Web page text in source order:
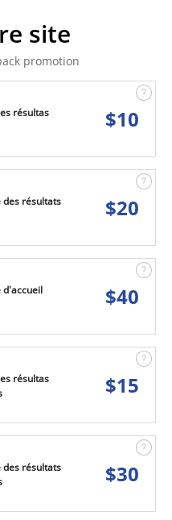
site
promotion
résultas
$10
des résultats
$20
d'accueil
$40
résultas
$15
des résultats
$30